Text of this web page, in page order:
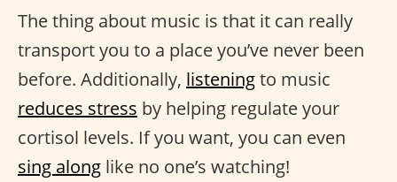
The thing about music is that it can really
transport you to a place you’ve never been
before. Additionally, listeningto music
reduces stress by helping regulate your
cortisol levels. If you want, you can even
sing along like no one’s watching!